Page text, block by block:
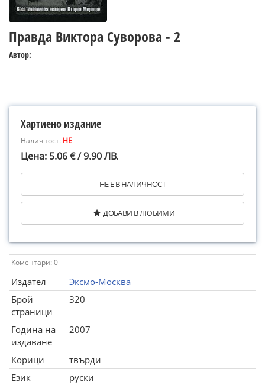
Правда Виктора Суворова - 2
Автор:
Хартиено издание
Наличност: НЕ
Цена: 5.06 € / 9.90 ЛВ.
НЕ Е В НАЛИЧНОСТ
ДОБАВИ В ЛЮБИМИ
Коментари: 0
Издател
Эксмо-Москва
Брой
страници
320
Година на
издаване
2007
Корици
твърди
Език
руски